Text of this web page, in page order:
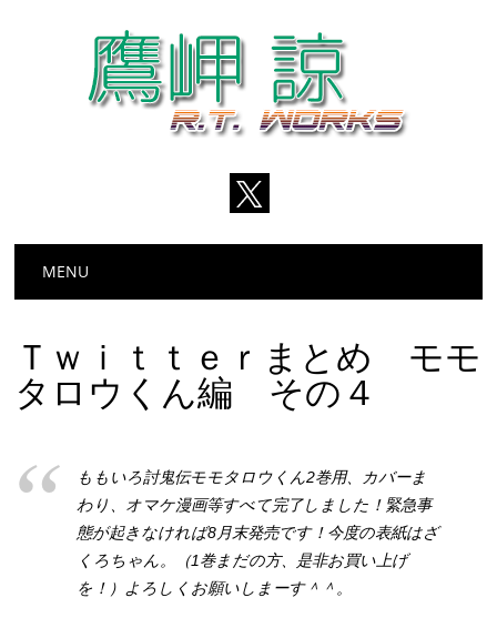
Main menu
MENU
Ｔｗｉｔｔｅｒまとめ モモ
タロウくん編 その４
ももいろ討鬼伝モモタロウくん2巻用、カバーま
わり、オマケ漫画等すべて完了しました！緊急事
態が起きなければ8月末発売です！今度の表紙はざ
くろちゃん。（1巻まだの方、是非お買い上げ
を！）よろしくお願いしまーす＾＾。